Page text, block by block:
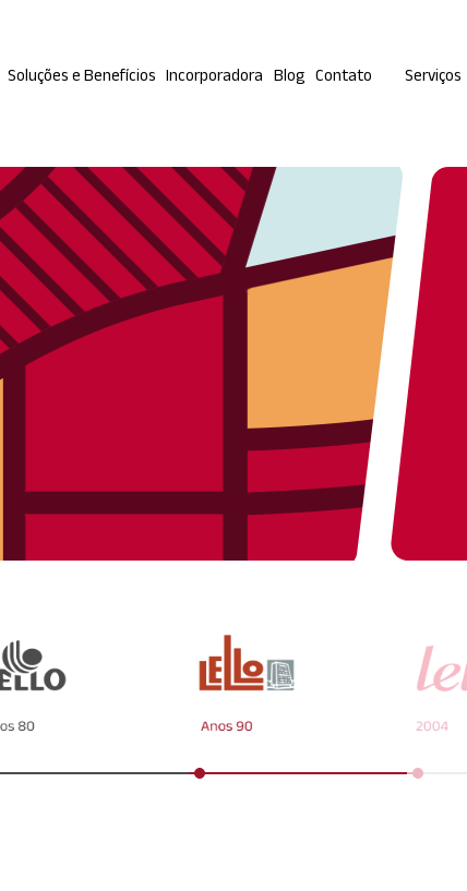
Soluções e Benefícios Incorporadora Blog Contato Serviços